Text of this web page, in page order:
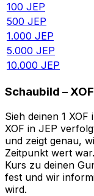
100 JEP
500 JEP
1.000 JEP
5.000 JEP
10.000 JEP
Schaubild –
Sieh deinen 1
XOF in JEP
und zeigt genau,
Zeitpunkt wert
Kurs zu deinen
fest und wir
wird.